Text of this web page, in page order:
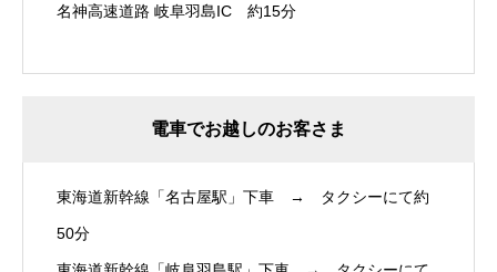
名神高速道路 岐阜羽島IC 約15分
電車でお越しのお客さま
東海道新幹線「名古屋駅」下車 → タクシーにて約
50分